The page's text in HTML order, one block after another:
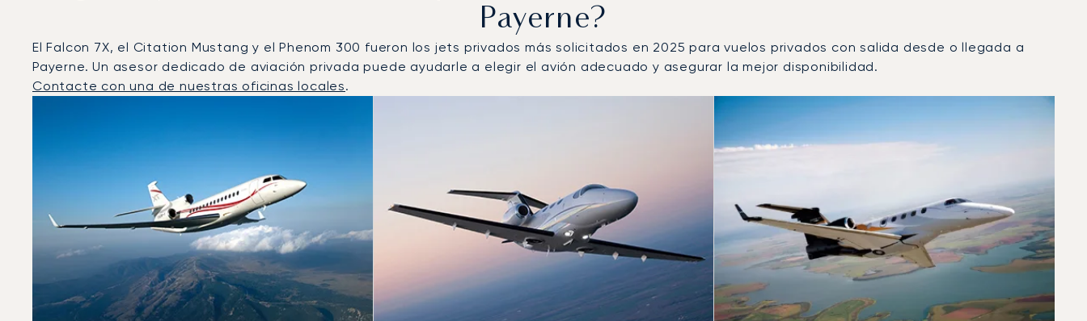
Payerne?
El Falcon 7X, el Citation Mustang y el Phenom 300 fueron los jets privados más solicitados en 2025 para vuelos privados con salida desde o llegada a
Payerne. Un asesor dedicado de aviación privada puede ayudarle a elegir el avión adecuado y asegurar la mejor disponibilidad.
Contacte con una de nuestras oficinas locales.